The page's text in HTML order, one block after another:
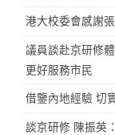
港大校委會感謝
議員談赴京研修
更好服務市民
借鑒內地經驗 切
談京研修 陳振英